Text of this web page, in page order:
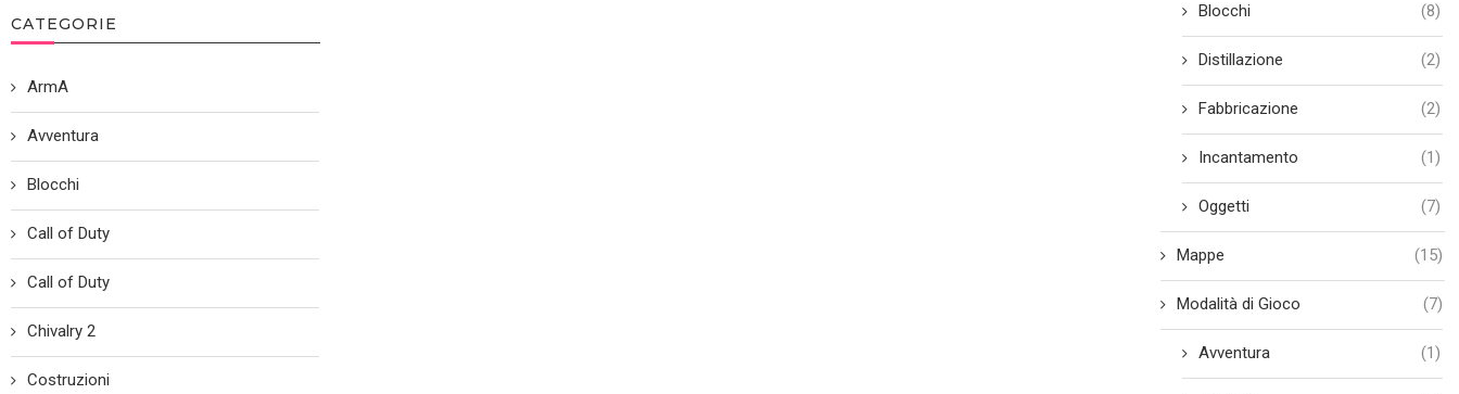
Blocchi (8)
Distillazione (2)
Fabbricazione (2)
Incantamento (1)
Oggetti (7)
Mappe (15)
Modalità di Gioco (7)
Avventura (1)
CATEGORIE
ArmA
Avventura
Blocchi
Call of Duty
Call of Duty
Chivalry 2
Costruzioni